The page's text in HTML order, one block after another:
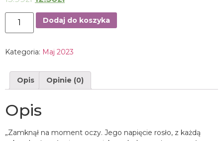
Dodaj do koszyka
Kategoria: Maj 2023
Opis Opinie (0)
Opis
„Zamknął na moment oczy. Jego napięcie rosło, z każdą